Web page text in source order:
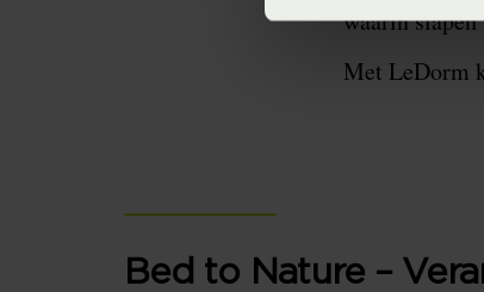
waarin
Met LeDorm
Bed to Nature –